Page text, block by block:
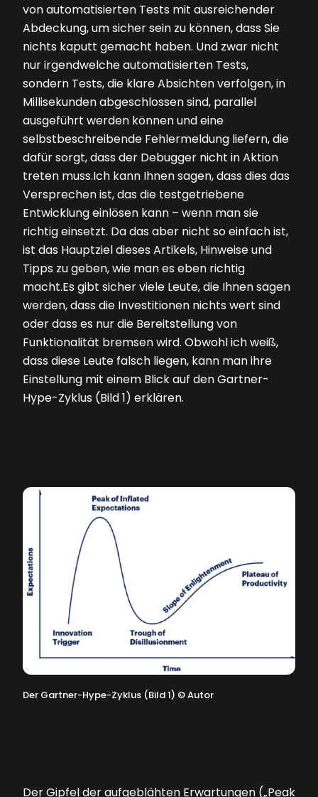
von automatisierten Tests mit ausreichender
Abdeckung, um sicher sein zu können, dass Sie
nichts kaputt gemacht haben. Und zwar nicht
nur irgendwelche automatisierten Tests,
sondern Tests, die klare Absichten verfolgen, in
Millisekunden abgeschlossen sind, parallel
ausgeführt werden können und eine
selbstbeschreibende Fehlermeldung liefern, die
dafür sorgt, dass der Debugger nicht in Aktion
treten muss.Ich kann Ihnen sagen, dass dies das
Versprechen ist, das die testgetriebene
Entwicklung einlösen kann – wenn man sie
richtig einsetzt. Da das aber nicht so einfach ist,
ist das Hauptziel dieses Artikels, Hinweise und
Tipps zu geben, wie man es eben richtig
macht.Es gibt sicher viele Leute, die Ihnen sagen
werden, dass die Investitionen nichts wert sind
oder dass es nur die Bereitstellung von
Funktionalität bremsen wird. Obwohl ich weiß,
dass diese Leute falsch liegen, kann man ihre
Einstellung mit einem Blick auf den Gartner-
Hype-Zyklus (Bild 1) erklären.
Der Gartner-Hype-Zyklus (Bild 1) ©Autor
Der Gipfel der aufgeblähten Erwartungen („Peak